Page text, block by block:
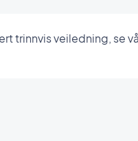
trinnvis veiledning, se